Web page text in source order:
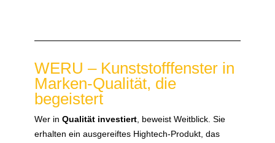
WERU – Kunststofffenster in
Marken-Qualität, die
begeistert
Wer in Qualität investiert, beweist Weitblick. Sie
erhalten ein ausgereiftes Hightech-Produkt, das